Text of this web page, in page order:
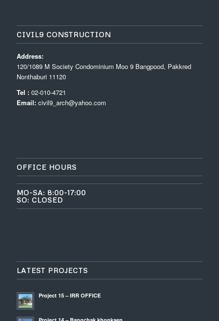
CIVIL9 CONSTRUCTION
Address:
120/1089 M Society Condominium Moo 9 Bangpood, Pakkred
Nonthaburi 11120
Tel :02-010-4721
Email: civil9_arch@yahoo.com
OFFICE HOURS
MO-SA: 8:00-17:00
SO: CLOSED
LATEST PROJECTS
Project 15 – IRR OFFICE